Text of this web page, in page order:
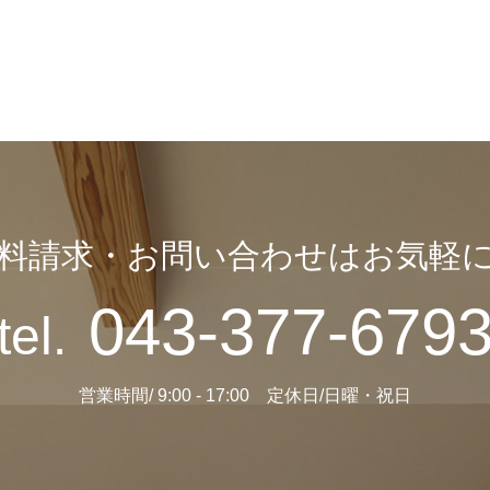
請求・お問い合わせはお気軽
043-377-
営業時間/ 9:00 - 17:00 定休日/日曜・祝日